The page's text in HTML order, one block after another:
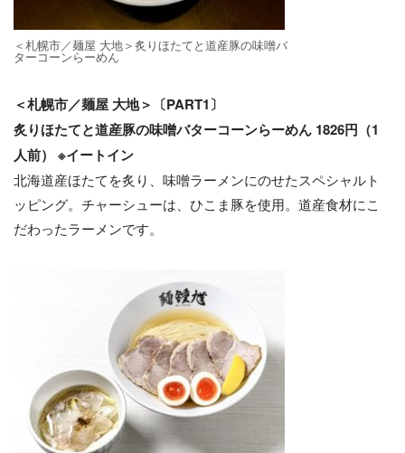
＜札幌市／麺屋 ⼤地＞炙りほたてと道産豚の味噌バ
ターコーンらーめん
＜札幌市／麺屋 ⼤地＞〔PART1〕
炙りほたてと道産豚の味噌バターコーンらーめん 1826円（1
⼈前） ※イートイン
北海道産ほたてを炙り、味噌ラーメンにのせたスペシャルト
ッピング。チャーシューは、ひこま豚を使⽤。道産⾷材にこ
だわったラーメンです。